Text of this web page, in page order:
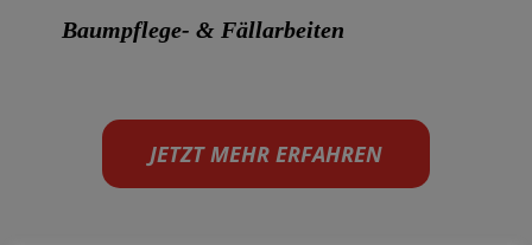
Baumpflege- & Fällarbeiten
JETZT MEHR ERFAHREN